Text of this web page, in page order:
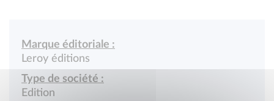
Marque éditoriale :
Leroy éditions
Type de société :
Edition